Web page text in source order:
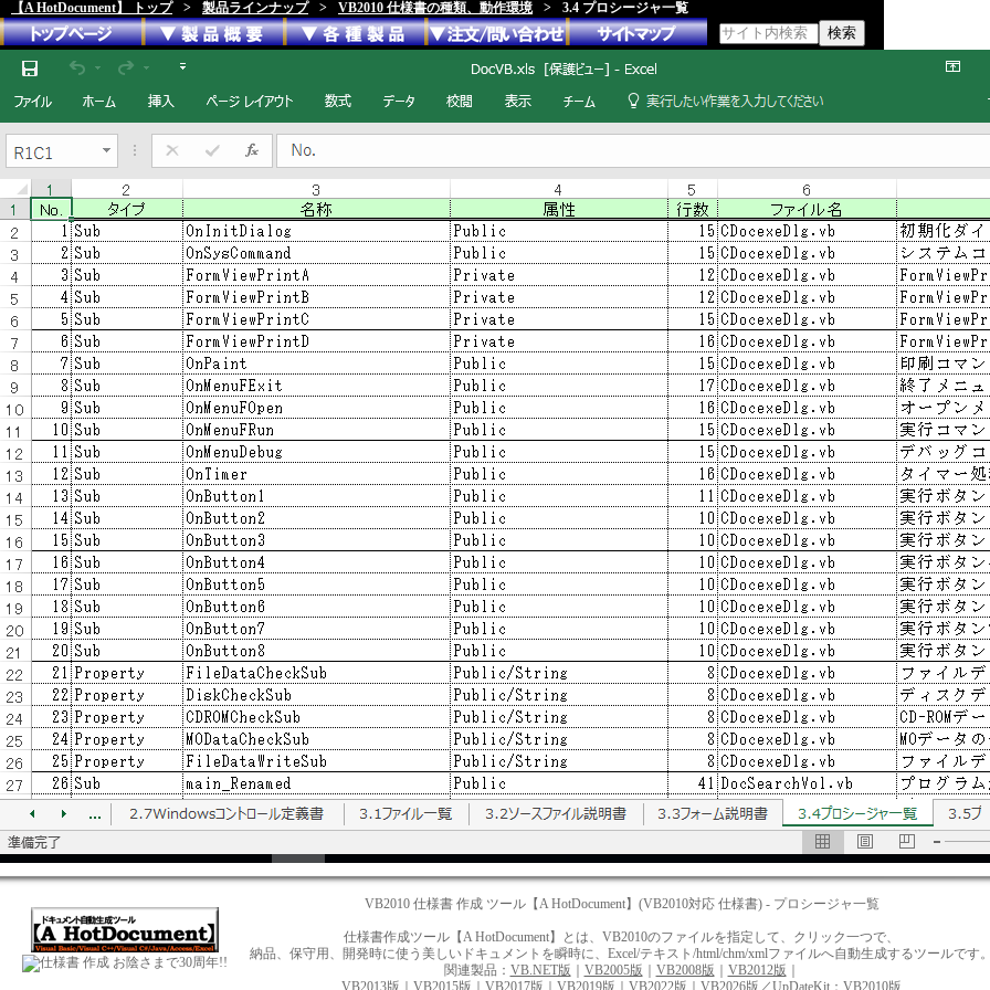
【A HotDocument】 トップ > 製品ラインナップ > VB2010 仕様書の種類、動作環境 > 3.4 プロシージャ一覧
お陰さまで30周年!!
VB2010 仕様書 作成 ツール【A HotDocument】(VB2010対応 仕様書) - プロシージャ一覧
仕様書作成ツール【A HotDocument】とは、VB2010のファイルを指定して、クリック一つで、
納品、保守用、開発時に使う美しいドキュメントを瞬時に、Excel/テキスト/html/chm/xmlファイルへ自動生成するツールです
関連製品： VB.NET版 VB2005版 VB2008版 VB2012版
VB2013版
VB2015版 VB2017版 VB2019版 VB2022版 VB2026版 ／UpDateKit： VB2010版